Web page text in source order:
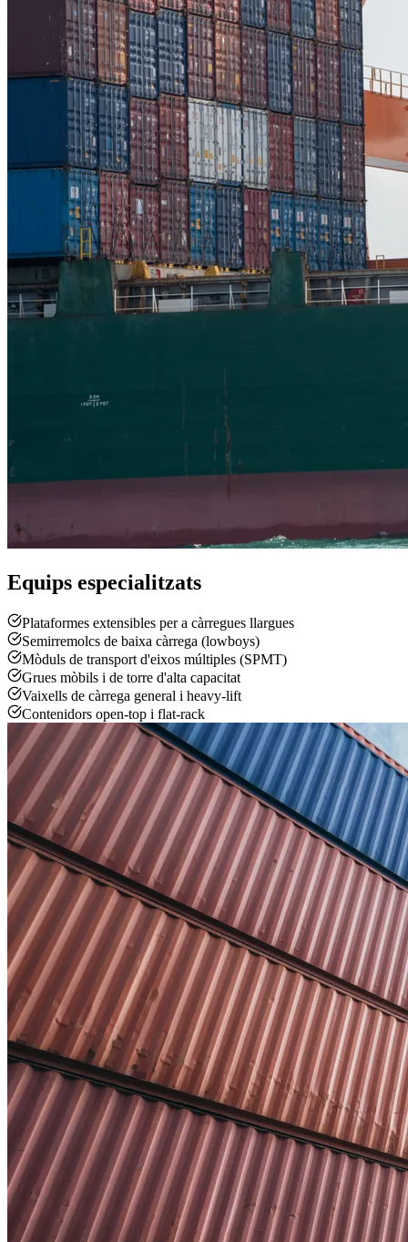
Equips especialitzats
Plataformes extensibles per a càrregues llargues
Semirremolcs de baixa càrrega (lowboys)
Mòduls de transport d'eixos múltiples (SPMT)
Grues mòbils i de torre d'alta capacitat
Vaixells de càrrega general i heavy-lift
Contenidors open-top i flat-rack